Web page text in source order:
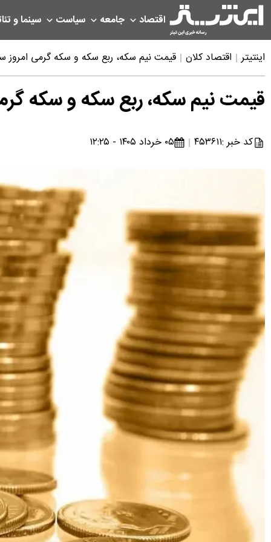
اقتصاد جامعه سیاست سینما و
اینتیتر اقتصاد کلان قیمت نیم سکه، ربع سکه و سکه گرمی امروز سه شنبه 5
قیمت نیم سکه، ربع سکه و سکه گرمی
کد خبر :۴۵۳۶۱۱ ۰۵ خرداد ۱۴۰۵ - ۱۲:۲۵